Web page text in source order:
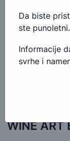
WINE ART
Da biste
ste punoletni.
Informacije
svrhe i